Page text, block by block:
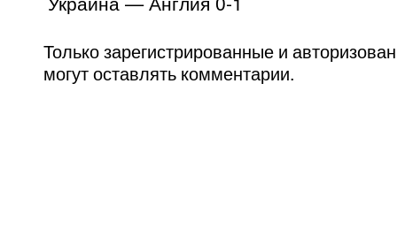
Только зарегистрированные и
могут оставлять комментарии.